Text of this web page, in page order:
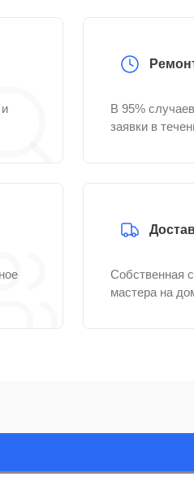
В 95%
заявки в
Собственная
мастера на